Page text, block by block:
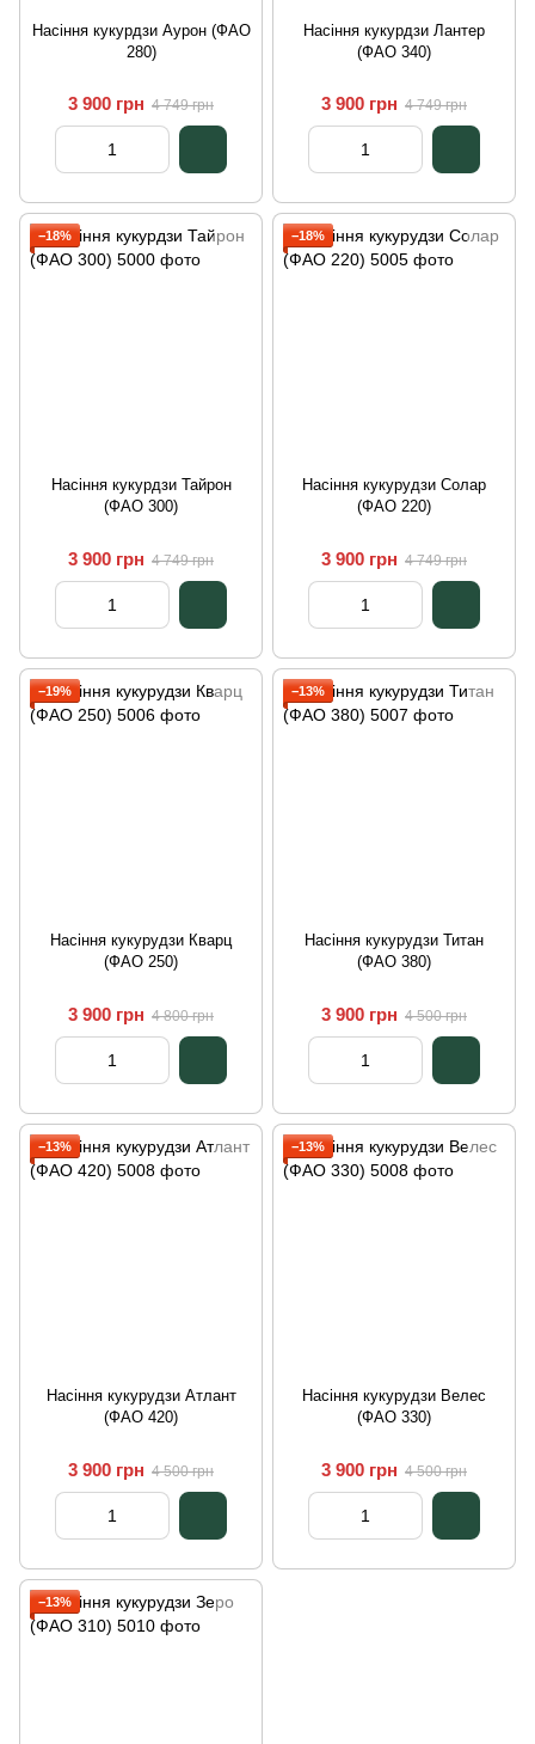
Насіння кукурдзи Аурон (ФАО
280)
3 900 грн 4 749 грн
Насіння кукурдзи Лантер
(ФАО 340)
3 900 грн 4 749 грн
−18%
Насіння кукурдзи Тайрон
(ФАО 300)
3 900 грн 4 749 грн
−18%
Насіння кукурудзи Солар
(ФАО 220)
3 900 грн 4 749 грн
−19%
Насіння кукурудзи Кварц
(ФАО 250)
3 900 грн 4 800 грн
−13%
Насіння кукурудзи Титан
(ФАО 380)
3 900 грн 4 500 грн
−13%
Насіння кукурудзи Атлант
(ФАО 420)
3 900 грн 4 500 грн
−13%
Насіння кукурудзи Велес
(ФАО 330)
3 900 грн 4 500 грн
−13%